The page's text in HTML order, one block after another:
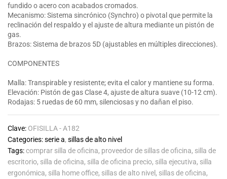
fundido o acero con acabados cromados.
Mecanismo: Sistema sincrónico (Synchro) o pivotal que permite la
reclinación del respaldo y el ajuste de altura mediante un pistón de
gas.
Brazos: Sistema de brazos 5D (ajustables en múltiples direcciones).
COMPONENTES
Malla: Transpirable y resistente; evita el calor y mantiene su forma.
Elevación: Pistón de gas Clase 4, ajuste de altura suave (10-12 cm).
Rodajas: 5 ruedas de 60 mm, silenciosas y no dañan el piso.
Clave: OFISILLA - A182
Categories:serie a, sillas de alto nivel
Tags:comprar silla de oficina, proveedor de sillas de oficina, silla de
escritorio, silla de oficina, silla de oficina precio, silla ejecutiva, silla
ergonómica, silla home office, sillas de alto nivel, sillas de oficina,